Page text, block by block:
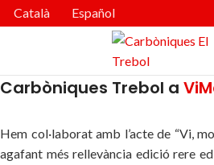
Català Español
Carbòniques Trebol a
Hem col·laborat amb l’acte de “Vi,
agafant més rellevància edició rere